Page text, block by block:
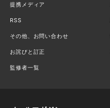
提携メディア
RSS
その他、お問い合わせ
お詫びと訂正
監修者一覧